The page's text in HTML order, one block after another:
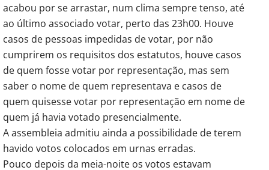
acabou por se arrastar, num clima sempre tenso, até
ao último associado votar, perto das 23h00. Houve
casos de pessoas impedidas de votar, por não
cumprirem os requisitos dos estatutos, houve casos
de quem fosse votar por representação, mas sem
saber o nome de quem representava e casos de
quem quisesse votar por representação em nome de
quem já havia votado presencialmente.
A assembleia admitiu ainda a possibilidade de terem
havido votos colocados em urnas erradas.
Pouco depois da meia-noite os votos estavam